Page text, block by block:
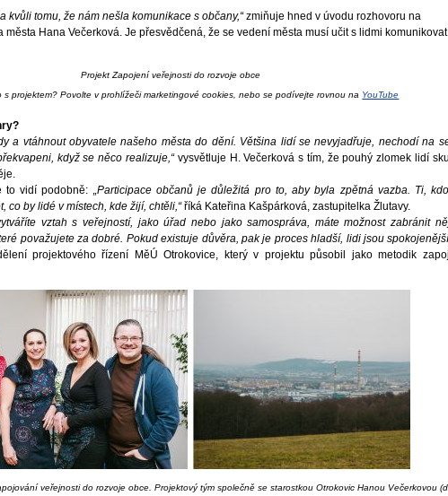
kvůli tomu, že nám nešla komunikace s občany,“zmiňuje hned v úvodu rozhovoru na
města Hana Večerková. Je přesvědčená, že se vedení města musí učit s lidmi
Projekt Zapojení veřejnosti do rozvoje obce
s projektem? Povolte v prohlížeči marketingové cookies, nebo se podívejte rovnou na YouTube
a vtáhnout obyvatele našeho města do dění. Většina lidí se nevyjadřuje, nechodí na
když se něco realizuje,“ vysvětluje H. Večerková s tím, že pouhý zlomek lidí
to vidí podobně: „Participace občanů je důležitá pro to, aby byla zpětná vazba. Ti,
co by lidé v místech, kde žijí, chtěli,“říká Kateřina Kašpárková, zastupitelka Žlutavy.
vztah s veřejností, jako úřad nebo jako samospráva, máte možnost zabránit
považujete za dobré. Pokud existuje důvěra, pak je proces hladší, lidi jsou
projektového řízení MěÚ Otrokovice, který v projektu působil jako metodik
veřejnosti do rozvoje obce. Projektový tým společně se starostkou Otrokovic Hanou Večerkovou